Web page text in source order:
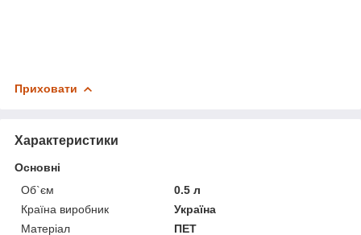
Приховати
Характеристики
Основні
Об`єм
0.5 л
Країна виробник
Україна
Матеріал
ПЕТ